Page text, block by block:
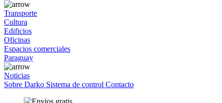
Transporte
Cultura
Edificios
Oficinas
Espacios comerciales
Paraguay
Noticias
Sobre Darko Sistema de control Contacto